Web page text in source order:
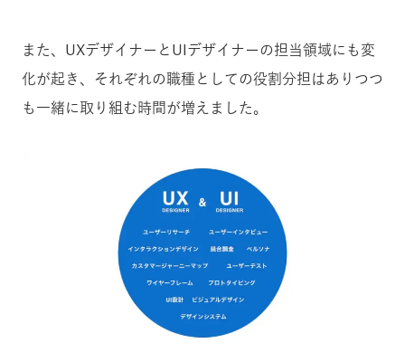
また、UXデザイナーとUIデザイナーの担当領域にも変
化が起き、それぞれの職種としての役割分担はありつつ
も一緒に取り組む時間が増えました。